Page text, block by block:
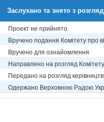
Заслухано та знято з
Проект не прийнято
Вручено подання Комітету про
Вручено для ознайомлення
Направлено на розгляд Комітету
Передано на розгляд
Одержано Верховною Радою